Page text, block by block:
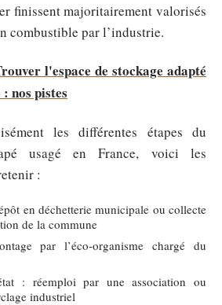
finissent majoritairement valorisés
combustible par l’industrie.
l'espace de stockage adapté
nos pistes
les différentes étapes du
usagé en France, voici les
:
en déchetterie municipale ou collecte
de la commune
par l’éco-organisme chargé du
: réemploi par une association ou
industriel